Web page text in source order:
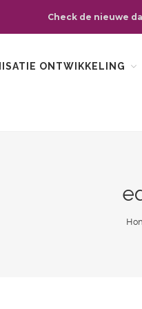
Check de nieuwe
ONTWIKKELING